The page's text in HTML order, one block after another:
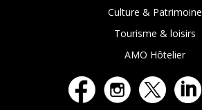
Culture & Patrimoine
Tourisme & loisirs
AMO Hôtelier